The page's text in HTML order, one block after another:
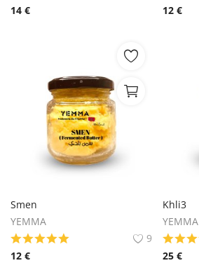
14 €
12 €
Smen
YEMMA
9
12 €
Khli3
YEMMA
25 €